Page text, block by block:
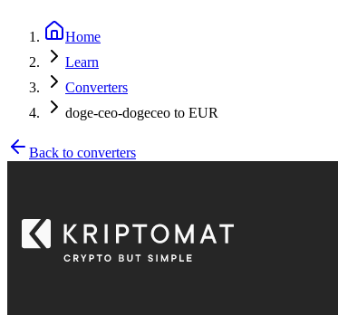
Home
Learn
Converters
doge-ceo-dogeceo to EUR
Back to converters